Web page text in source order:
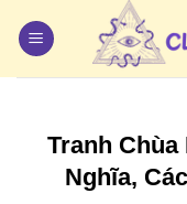
qua
Tranh Chùa
Nghĩa,